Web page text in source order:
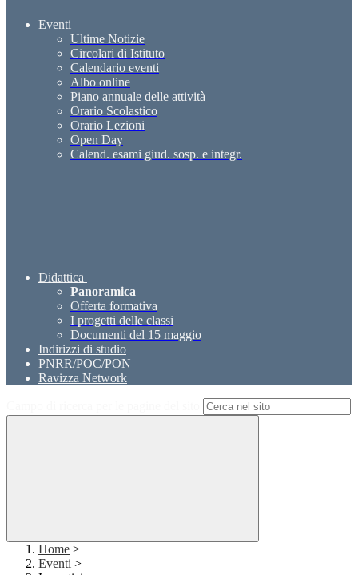
Eventi
Ultime Notizie
Circolari di Istituto
Calendario eventi
Albo online
Piano annuale delle attività
Orario Scolastico
Orario Lezioni
Open Day
Calend. esami giud. sosp. e integr.
Didattica
Panoramica
Offerta formativa
I progetti delle classi
Documenti del 15 maggio
Indirizzi di studio
PNRR/POC/PON
Ravizza Network
Home >
Eventi >